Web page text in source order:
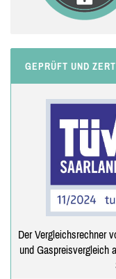
GEPRÜFT UND
Der Vergleichsrechner
und Gaspreisvergleich